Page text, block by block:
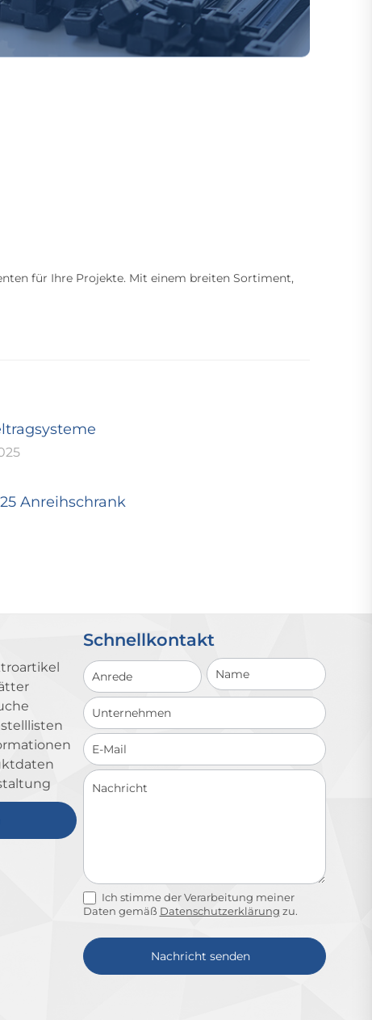
für Ihre Projekte. Mit einem breiten Sortiment,
Anreihschrank
Schnellkontakt
Schnellkontakt
Ich stimme der Verarbeitung meiner
Daten gemäß Datenschutzerklärung zu.
Nachricht senden